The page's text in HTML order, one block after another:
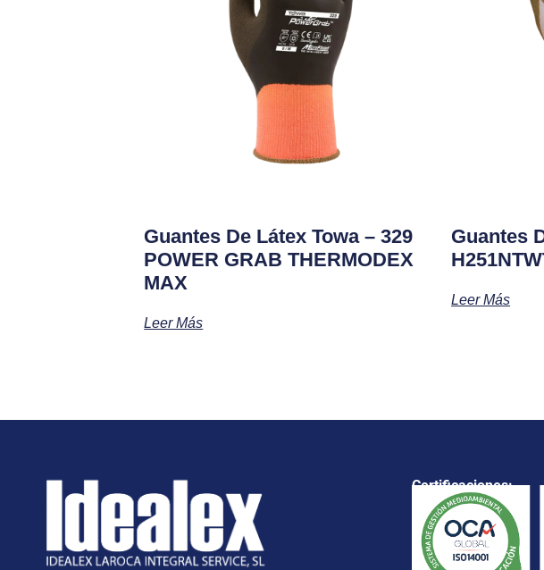
Guantes De Látex Towa – 329
POWER GRAB THERMODEX
MAX
Leer Más
Guantes
Leer Más
Certificaciones: